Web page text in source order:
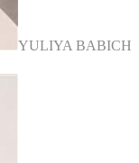
YULIYA BABICH